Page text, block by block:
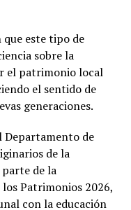
que este tipo de
sobre la
el patrimonio local
el sentido de
generaciones.
Departamento de
de la
de la
Patrimonios 2026,
con la educación